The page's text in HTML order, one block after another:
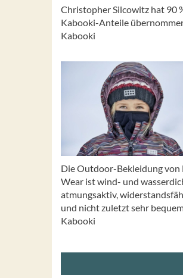
Christopher Silcowitz hat 90
Kabooki-Anteile
Kabooki
Die Outdoor-Bekleidung von
Wear ist wind- und
atmungsaktiv,
und nicht zuletzt sehr
Kabooki